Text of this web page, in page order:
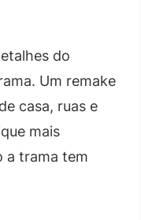
do
Um remake
casa, ruas e
mais
a trama tem